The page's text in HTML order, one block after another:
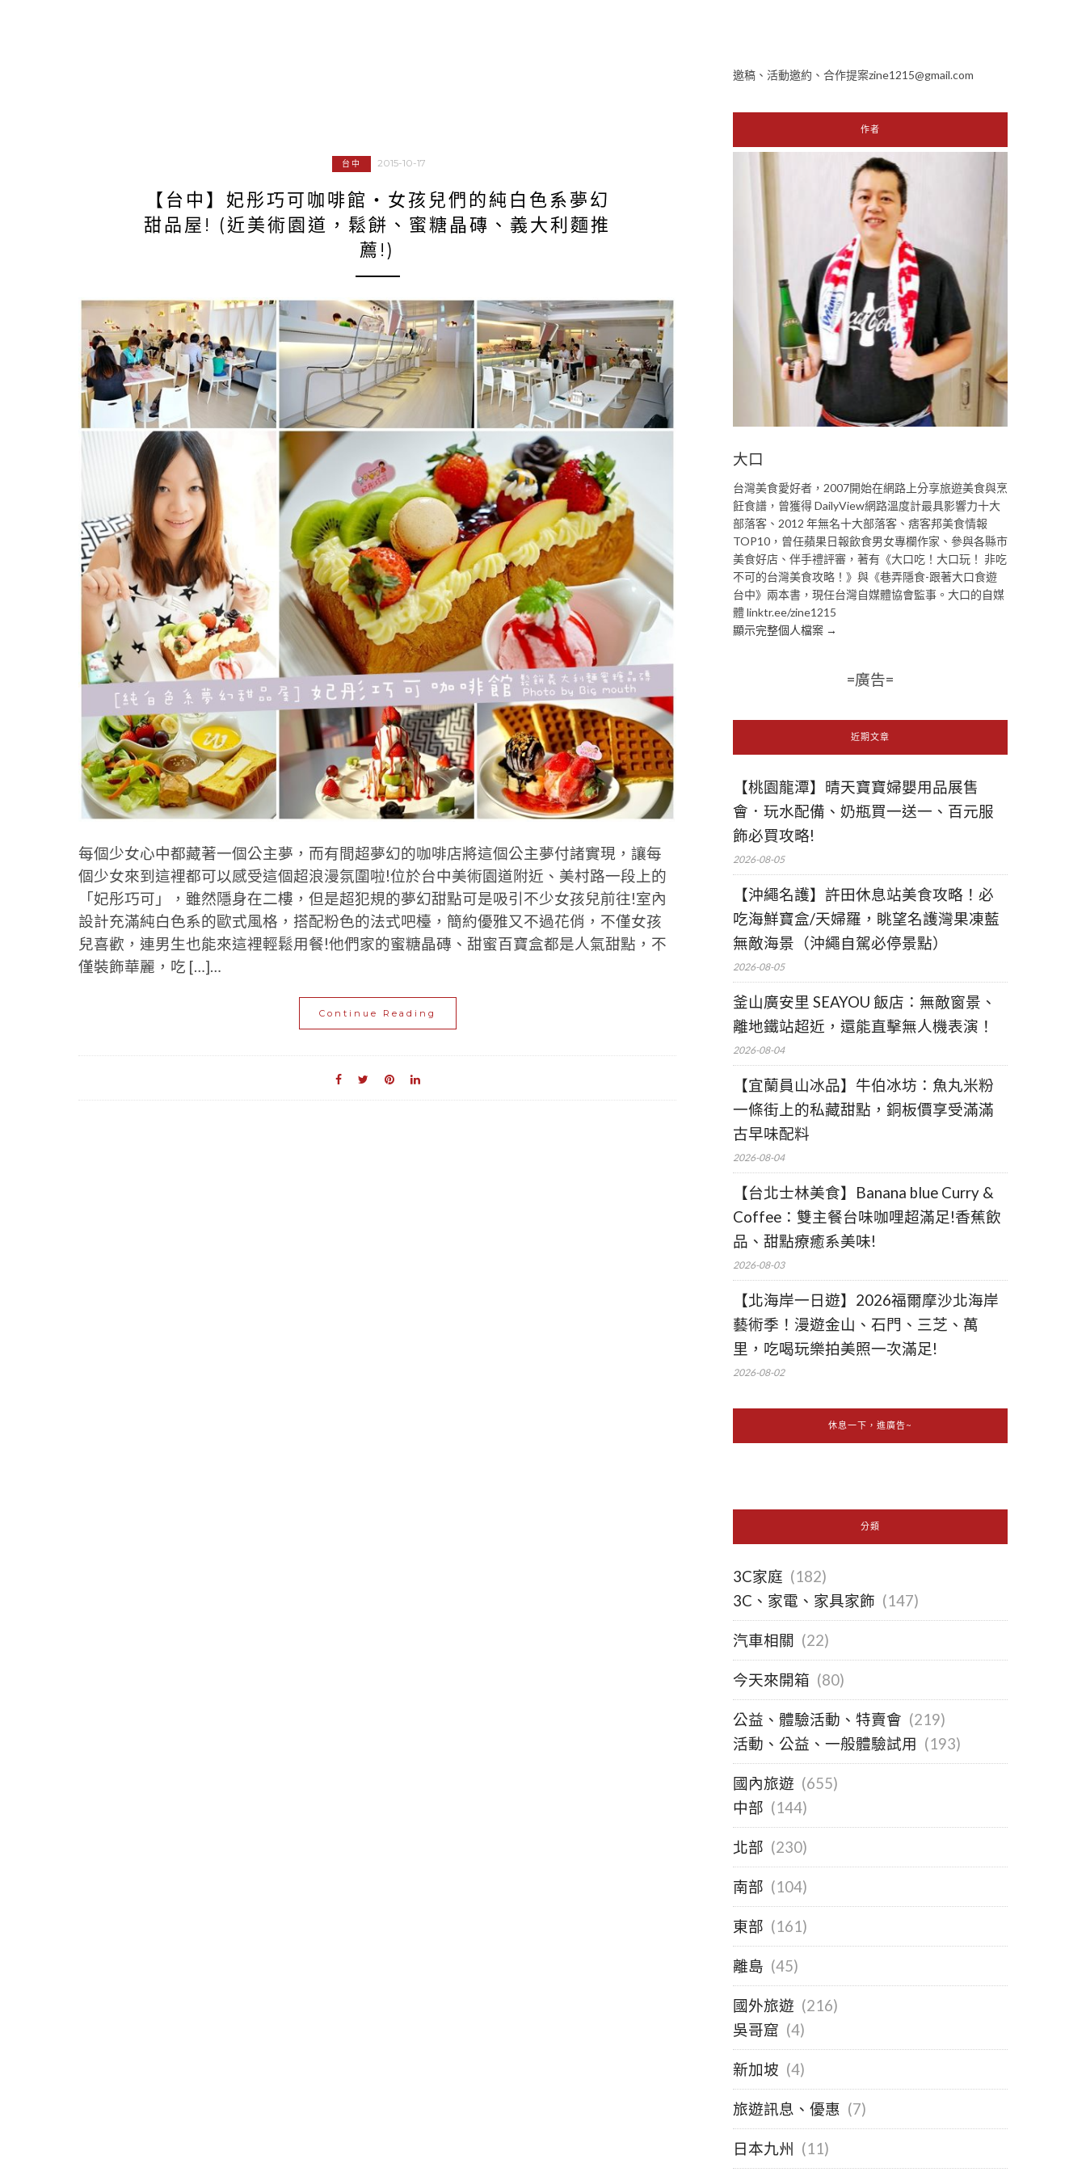
台中 2015-10-17
【台中】妃彤巧可咖啡館‧女孩兒們的純白色系夢幻
甜品屋! (近美術園道，鬆餅、蜜糖晶磚、義大利麵推
薦!)
每個少女心中都藏著一個公主夢，而有間超夢幻的咖啡店將這個公主夢付諸實現，讓每
個少女來到這裡都可以感受這個超浪漫氛圍啦!位於台中美術園道附近、美村路一段上的
「妃彤巧可」，雖然隱身在二樓，但是超犯規的夢幻甜點可是吸引不少女孩兒前往!室內
設計充滿純白色系的歐式風格，搭配粉色的法式吧檯，簡約優雅又不過花俏，不僅女孩
兒喜歡，連男生也能來這裡輕鬆用餐!他們家的蜜糖晶磚、甜蜜百寶盒都是人氣甜點，不
僅裝飾華麗，吃 […]…
Continue Reading
邀稿、活動邀約、合作提案zine1215@gmail.com
作者
大口
台灣美食愛好者，2007開始在網路上分享旅遊美食與烹
飪食譜，曾獲得 DailyView網路溫度計最具影響力十大
部落客、2012 年無名十大部落客、痞客邦美食情報
TOP10，曾任蘋果日報飲食男女專欄作家、參與各縣市
美食好店、伴手禮評審，著有《大口吃！大口玩！ 非吃
不可的台灣美食攻略！》與《巷弄隱食-跟著大口食遊
台中》兩本書，現任台灣自媒體協會監事。大口的自媒
體 linktr.ee/zine1215
顯示完整個人檔案 →
=廣告=
近期文章
【桃園龍潭】晴天寶寶婦嬰用品展售
會．玩水配備、奶瓶買一送一、百元服
飾必買攻略!
2026-08-05
【沖繩名護】許田休息站美食攻略！必
吃海鮮寶盒/天婦羅，眺望名護灣果凍藍
無敵海景（沖繩自駕必停景點）
2026-08-05
釜山廣安里 SEAYOU 飯店：無敵窗景、
離地鐵站超近，還能直擊無人機表演！
2026-08-04
【宜蘭員山冰品】牛伯冰坊：魚丸米粉
一條街上的私藏甜點，銅板價享受滿滿
古早味配料
2026-08-04
【台北士林美食】Banana blue Curry &
Coffee：雙主餐台味咖哩超滿足!香蕉飲
品、甜點療癒系美味!
2026-08-03
【北海岸一日遊】2026福爾摩沙北海岸
藝術季！漫遊金山、石門、三芝、萬
里，吃喝玩樂拍美照一次滿足!
2026-08-02
休息一下，進廣告~
分類
3C家庭 (182)
3C、家電、家具家飾 (147)
汽車相關 (22)
今天來開箱 (80)
公益、體驗活動、特賣會 (219)
活動、公益、一般體驗試用 (193)
國內旅遊 (655)
中部 (144)
北部 (230)
南部 (104)
東部 (161)
離島 (45)
國外旅遊 (216)
吳哥窟 (4)
新加坡 (4)
旅遊訊息、優惠 (7)
日本九州 (11)